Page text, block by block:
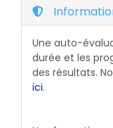
Une auto-
durée et les
des résultats.
ici.